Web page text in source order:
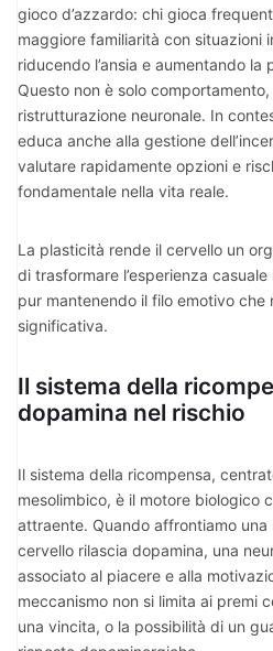
gioco d’azzardo: chi gioca
maggiore familiarità con situazioni
riducendo l’ansia e aumentando la
Questo non è solo comportamento,
ristrutturazione neuronale. In
educa anche alla gestione
valutare rapidamente opzioni e
fondamentale nella vita reale.
La plasticità rende il cervello un
di trasformare l’esperienza
pur mantenendo il filo emotivo che
significativa.
Il sistema della
dopamina nel rischio
Il sistema della ricompensa,
mesolimbico, è il motore biologico
attraente. Quando affrontiamo una
cervello rilascia dopamina, una
associato al piacere e alla
meccanismo non si limita ai premi
una vincita, o la possibilità di un